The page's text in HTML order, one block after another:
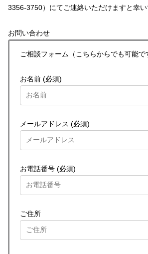
3356-3750）にてご連絡いただけますと幸い
お問い合わせ
ご相談フォーム（こちらからでも可能で
お名前 (必須)
メールアドレス (必須)
お電話番号 (必須)
ご住所